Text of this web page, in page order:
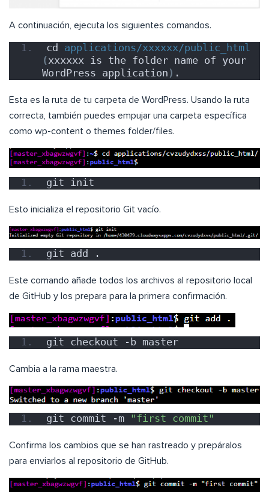
A continuación, ejecuta los siguientes comandos.
cd applications/xxxxxx/public_html
(xxxxxx is the folder name of your
WordPress application ) .
Esta es la ruta de tu carpeta de WordPress. Usando la ruta
correcta, también puedes empujar una carpeta específica
como wp-content o themes folder/files.
git init
Esto inicializa el repositorio Git vacío.
git add .
Este comando añade todos los archivos al repositorio local
de GitHub y los prepara para la primera confirmación.
git checkout -b master
Cambia a la rama maestra.
git commit -m "first commit"
Confirma los cambios que se han rastreado y prepáralos
para enviarlos al repositorio de GitHub.